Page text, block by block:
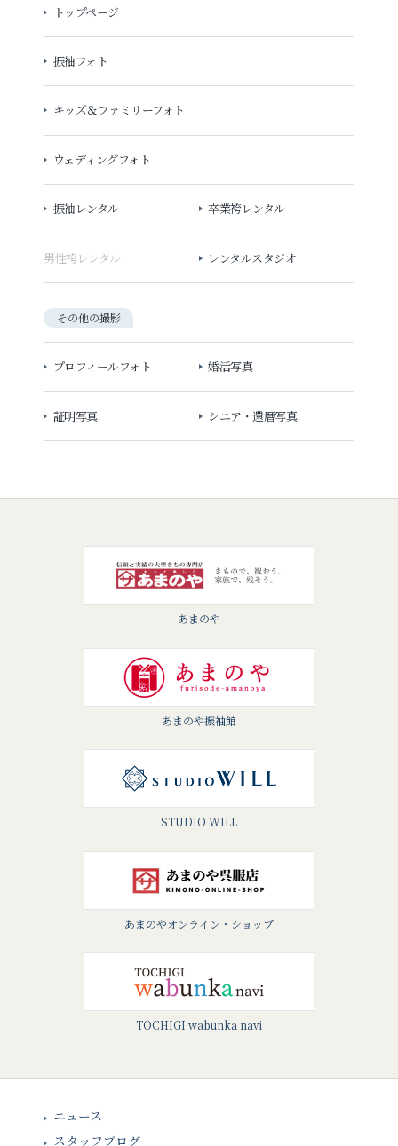
トップページ
振袖フォト
キッズ＆ファミリーフォト
ウェディングフォト
振袖レンタル 卒業袴レンタル
男性袴レンタル レンタルスタジオ
その他の撮影
プロフィールフォト 婚活写真
証明写真 シニア・還暦写真
あまのや
あまのや振袖館
STUDIO WILL
あまのやオンライン・ショップ
TOCHIGI wabunka navi
ニュース
スタッフブログ